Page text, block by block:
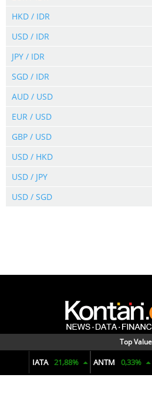
HKD / IDR
USD / IDR
JPY / IDR
SGD / IDR
AUD / USD
EUR / USD
GBP / USD
USD / HKD
USD / JPY
USD / SGD
Top Value
IATA 21,88% ANTM 0,33%
Menyajikan data dan informasi
reksadana, bunga deposito,
penjualan mobil. Dengan visual yang